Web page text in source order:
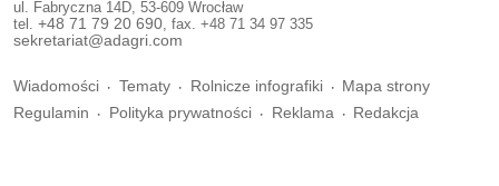
ul. Fabryczna 14D, 53-609 Wrocław
tel. +48 71 79 20 690 , fax. +48 71 34 97 335
sekretariat@adagri.com
Wiadomości Tematy Rolnicze infografiki
Mapa strony
Regulamin
Polityka prywatności Reklama Redakcja